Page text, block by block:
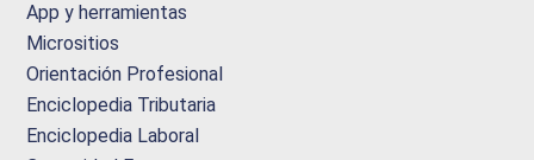
App y herramientas
Micrositios
Orientación Profesional
Enciclopedia Tributaria
Enciclopedia Laboral